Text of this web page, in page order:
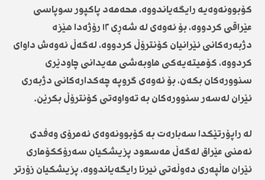
کۆبوونەوەیە رایگەیاندووە، محەمەد پاکپور سوپاسی
عێراقی کردووە، بۆ ئەوەی لە شەڕی ١٢ رۆژەدا هێزە
دژبەرەکانی ئێرانیان کۆنترۆڵ کردووە، لەگەڵ ئەوەش داوای
کردووە، کۆمیتەیەکی هاوبەشی مەیدانی چاودێری
سنوورەکان بکەن، بۆ ئەوەی گروپە چەکدارەکانی دژبەری
ئێران لەسەر سنوورەکان بە تەواوەتی کۆنترۆڵ بکرێن.
لە راپۆرتێکدا سەبارەت بە کۆبوونەوەی ئەمرۆی وەفدی
ئەمنی عێراق لەگەڵ مەسعود پزیشکیان سەرۆککۆماری
ئێران ماڵپەری دەوڵەتی ئیرنا رایگەیاندووە، پزیشکیان زۆرتر